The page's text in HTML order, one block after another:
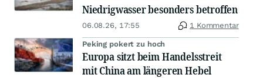
Niedrigwasser besonders betroffen
06.08.26, 17:55 1 Kommentar
Peking pokert zu hoch
Europa sitzt beim Handelsstreit
mit China am längeren Hebel